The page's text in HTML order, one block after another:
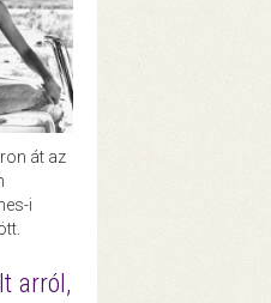
át az
i
arról,